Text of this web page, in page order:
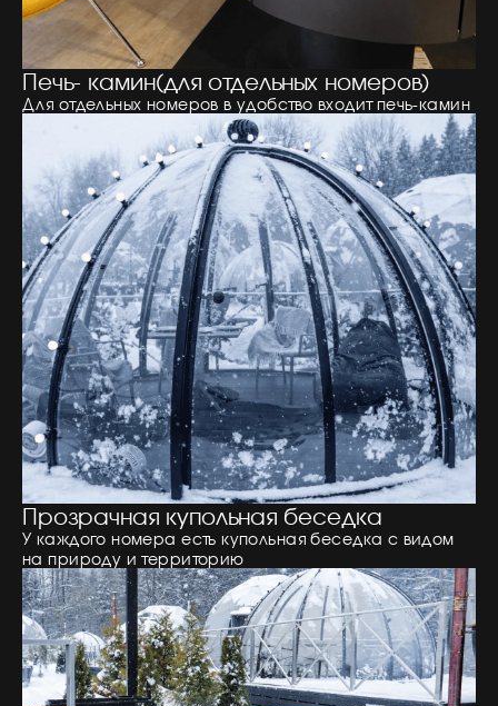
Печь- камин(для отдельных номеров)
Для отдельных номеров в удобство входит печь-камин
Прозрачная купольная беседка
У каждого номера есть купольная беседка с видом
на природу и территорию